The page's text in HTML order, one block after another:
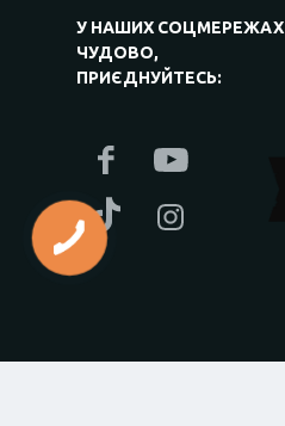
У НАШИХ СОЦМЕРЕЖАХ
ЧУДОВО,
ПРИЄДНУЙТЕСЬ: